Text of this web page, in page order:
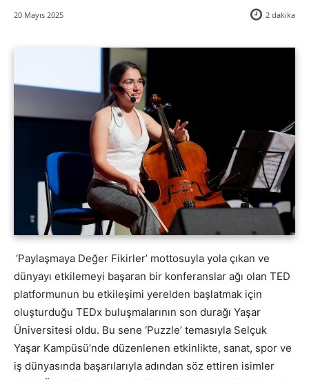
20 Mayıs 2025 2 dakika
‘Paylaşmaya Değer Fikirler’ mottosuyla yola çıkan ve
dünyayı etkilemeyi başaran bir konferanslar ağı olan TED
platformunun bu etkileşimi yerelden başlatmak için
oluşturduğu TEDx buluşmalarının son durağı Yaşar
Üniversitesi oldu. Bu sene ‘Puzzle’ temasıyla Selçuk
Yaşar Kampüsü’nde düzenlenen etkinlikte, sanat, spor ve
iş dünyasında başarılarıyla adından söz ettiren isimler